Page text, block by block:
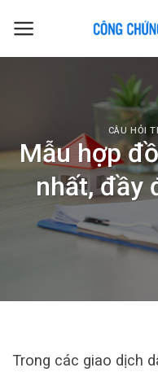
CÂU HỎI
Mẫu hợp
nhất, đầy
Trong các giao dịch